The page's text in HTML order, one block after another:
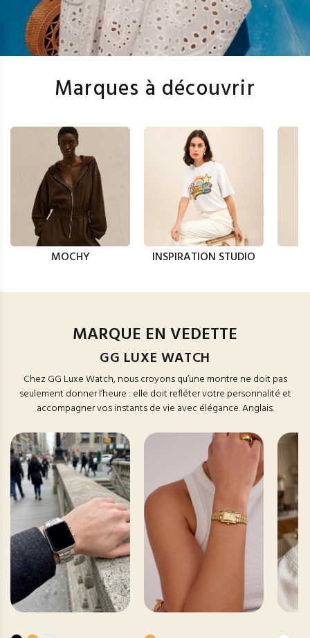
Marques à découvrir
MOCHY INSPIRATION STUDIO
MARQUE EN VEDETTE
GG LUXE WATCH
Chez GG Luxe Watch, nous croyons qu’une montre ne doit pas
seulement donner l’heure : elle doit refléter votre personnalité et
accompagner vos instants de vie avec élégance. Anglais.